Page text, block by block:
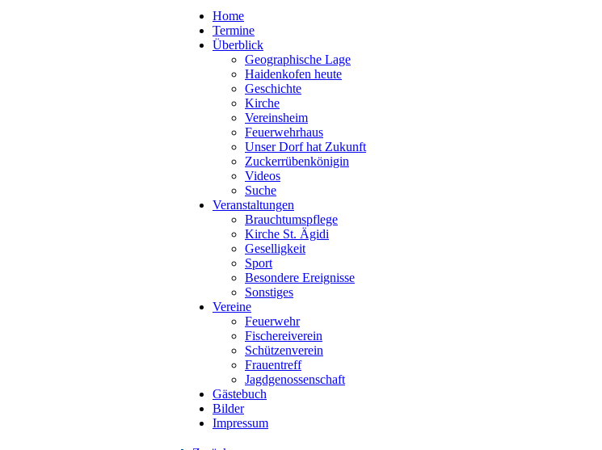
Home
Termine
Überblick
Geographische Lage
Haidenkofen heute
Geschichte
Kirche
Vereinsheim
Feuerwehrhaus
Unser Dorf hat Zukunft
Zuckerrübenkönigin
Videos
Suche
Veranstaltungen
Brauchtumspflege
Kirche St. Ägidi
Geselligkeit
Sport
Besondere Ereignisse
Sonstiges
Vereine
Feuerwehr
Fischereiverein
Schützenverein
Frauentreff
Jagdgenossenschaft
Gästebuch
Bilder
Impressum